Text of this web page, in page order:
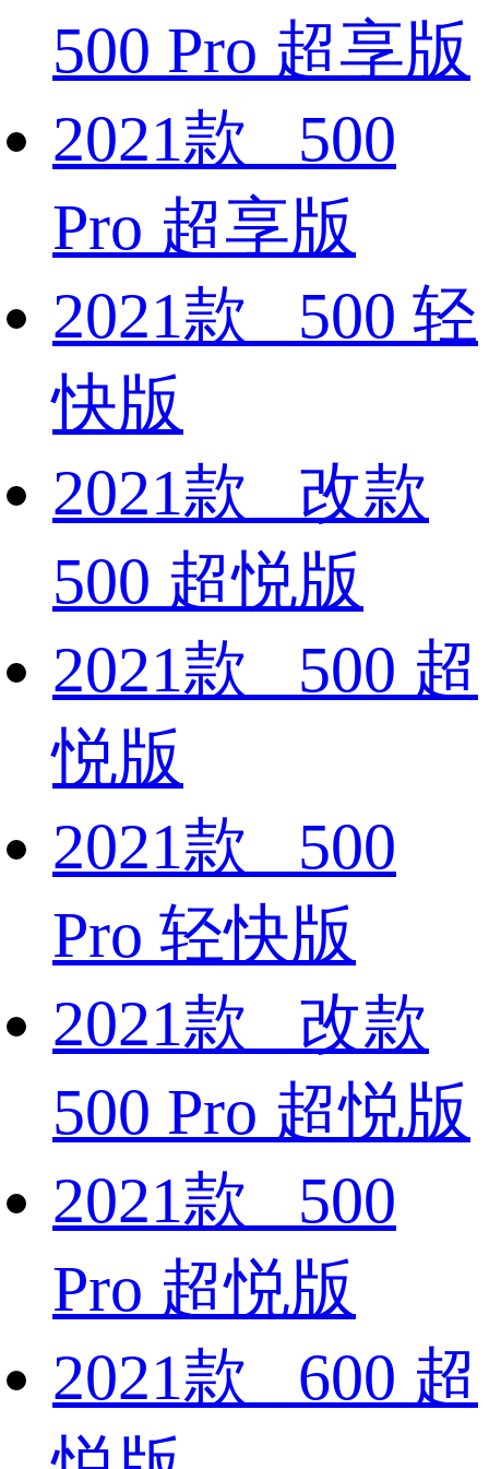
500 Pro 超享版
2021款 500
Pro 超享版
2021款 500 轻
快版
2021款 改款
500 超悦版
2021款 500 超
悦版
2021款 500
Pro 轻快版
2021款 改款
500 Pro 超悦版
2021款 500
Pro 超悦版
2021款 600 超